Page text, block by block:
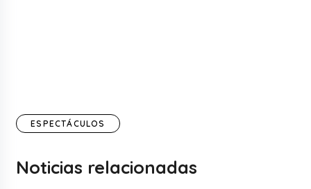
ESPECTÁCULOS
Noticias relacionadas